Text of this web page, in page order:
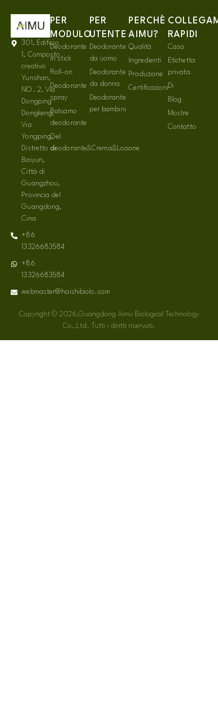
301, Edificio
1, Composto
creativo
Yunshan,
NO. 2, Via
Dongping
Dongkeng,
Via
Yongping,
Distretto di
Baiyun,
Città di
Guangzhou,
Provincia del
Guangdong,
Cina
+86
13326683584
+86
13326683584
webmaster@haishibiolo.com
PER
MODULO
Deodorante
in stick
Roll-on
Deodorante
spray
Balsamo
deodorante
Gel
deodorante&Crema&Lozione
PER
UTENTE
Deodorante
da uomo
Deodorante
da donna
Deodorante
per bambini
PERCHÈ
AIMU?
Qualità
Ingredienti
Produzione
Certificazioni
RAPIDI
Casa
Etichetta
privata
Di
Blog
Mostre
Contatto
Copyright © 2026,Guangdong Aimu Biological Technology
Co.,Ltd. Tutti i diritti riservati.